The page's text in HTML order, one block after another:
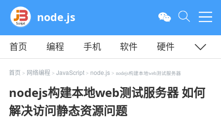
node.js
首页 编程 手机 软件
硬件
教程
平面 服务器
首页 > 网络编程 > JavaScript> node.js> nodejs构建本地web测试服务器
nodejs构建本地web测试服务器 如何
解决访问静态资源问题